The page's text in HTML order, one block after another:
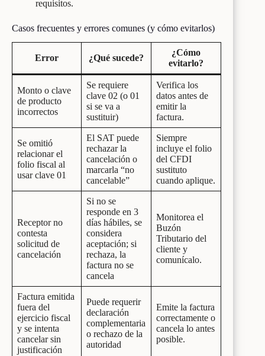
requisitos.
Casos frecuentes y errores comunes (y cómo evitarlos)
Error ¿Qué sucede?
¿Cómo
evitarlo?
Monto o clave
de producto
incorrectos
Se requiere
clave 02 (o 01
si se va a
sustituir)
Verifica los
datos antes de
emitir la
factura.
Se omitió
relacionar el
folio fiscal al
usar clave 01
El SAT puede
rechazar la
cancelación o
marcarla “no
cancelable”
Siempre
incluye el folio
del CFDI
sustituto
cuando aplique.
Receptor no
contesta
solicitud de
cancelación
Si no se
responde en 3
días hábiles, se
considera
aceptación; si
rechaza, la
factura no se
cancela
Monitorea el
Buzón
Tributario del
cliente y
comunícalo.
Factura emitida
fuera del
ejercicio fiscal
y se intenta
cancelar sin
justificación
Puede requerir
declaración
complementaria
o rechazo de la
autoridad
Emite la factura
correctamente o
cancela lo antes
posible.